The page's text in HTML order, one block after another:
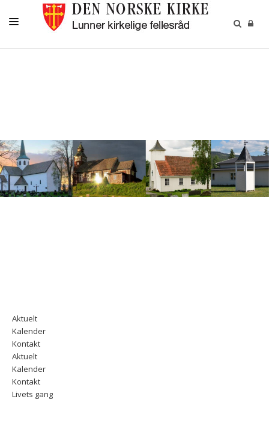
KALENDER
KONTAKT
Aktuelt
Kalender
Kontakt
Aktuelt
Kalender
Kontakt
Livets gang